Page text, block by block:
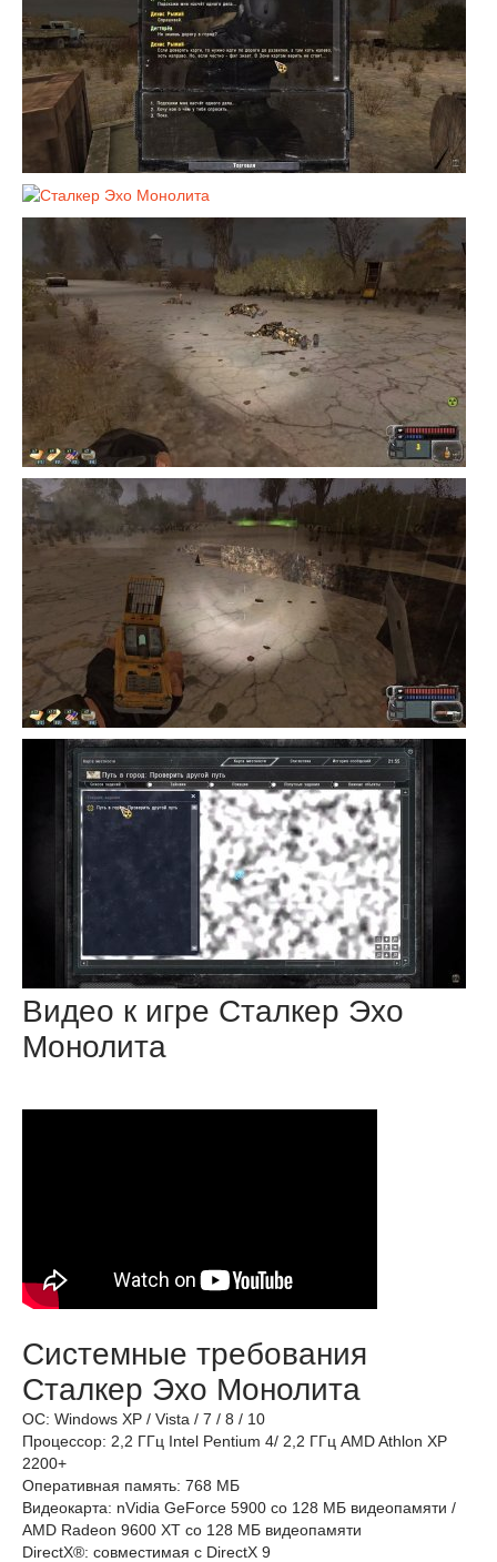
Видео к игре Сталкер Эхо
Монолита
Системные требования
Сталкер Эхо Монолита
ОС: Windows XP / Vista / 7 / 8 / 10
Процессор: 2,2 ГГц Intel Pentium 4/ 2,2 ГГц AMD Athlon XP
2200+
Оперативная память: 768 МБ
Видеокарта: nVidia GeForce 5900 со 128 МБ видеопамяти /
AMD Radeon 9600 XT со 128 МБ видеопамяти
DirectX®: совместимая с DirectX 9